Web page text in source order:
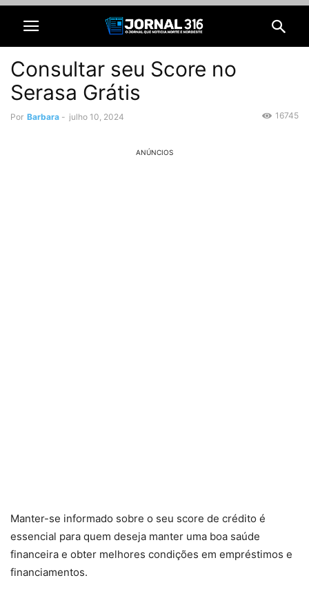
Consultar seu Score no
Serasa Grátis
Por Barbara - julho 10, 2024 16745
ANÚNCIOS
Manter-se informado sobre o seu score de crédito é
essencial para quem deseja manter uma boa saúde
financeira e obter melhores condições em empréstimos e
financiamentos.